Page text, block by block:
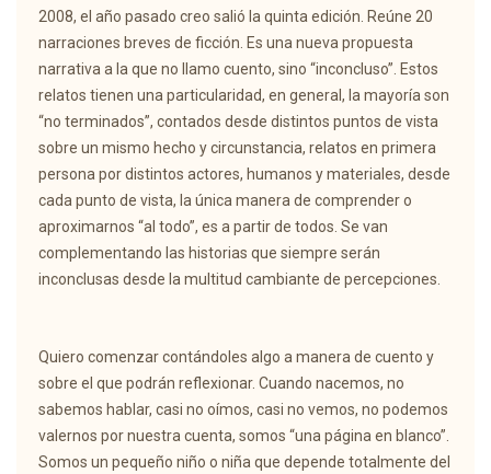
2008, el año pasado creo salió la quinta edición. Reúne 20
narraciones breves de ficción. Es una nueva propuesta
narrativa a la que no llamo cuento, sino “inconcluso”. Estos
relatos tienen una particularidad, en general, la mayoría son
“no terminados”, contados desde distintos puntos de vista
sobre un mismo hecho y circunstancia, relatos en primera
persona por distintos actores, humanos y materiales, desde
cada punto de vista, la única manera de comprender o
aproximarnos “al todo”, es a partir de todos. Se van
complementando las historias que siempre serán
inconclusas desde la multitud cambiante de percepciones.
Quiero comenzar contándoles algo a manera de cuento y
sobre el que podrán reflexionar. Cuando nacemos, no
sabemos hablar, casi no oímos, casi no vemos, no podemos
valernos por nuestra cuenta, somos “una página en blanco”.
Somos un pequeño niño o niña que depende totalmente del